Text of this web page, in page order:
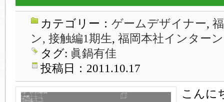
カテゴリー： ゲームデザイナー,
ン, 接触編1期生, 福岡本社インターン
タグ: 眞鍋有佳
投稿日：2011.10.17
こんに